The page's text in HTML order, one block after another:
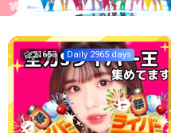
21653 Daily 2965 days